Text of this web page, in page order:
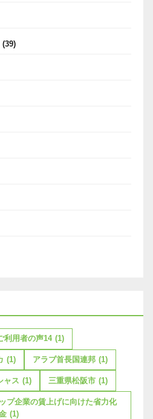
(39)
利用者の声14 (1)
(1) アラブ首長国連邦 (1)
ャス (1) 三重県松阪市 (1)
プ企業の賃上げに向けた省力化
(1)